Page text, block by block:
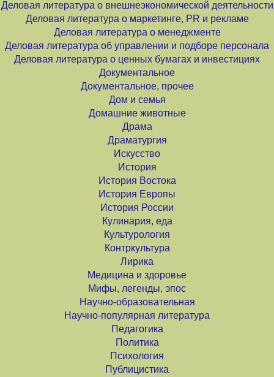
Деловая литература о внешнеэкономической деятельности
Деловая литература о маркетинге, PR и рекламе
Деловая литература о менеджменте
Деловая литература об управлении и подборе персонала
Деловая литература о ценных бумагах и инвестициях
Документальное
Документальное, прочее
Дом и семья
Домашние животные
Драма
Драматургия
Искусство
История
История Востока
История Европы
История России
Кулинария, еда
Культурология
Контркультура
Лирика
Медицина и здоровье
Мифы, легенды, эпос
Научно-образовательная
Научно-популярная литература
Педагогика
Политика
Психология
Публицистика